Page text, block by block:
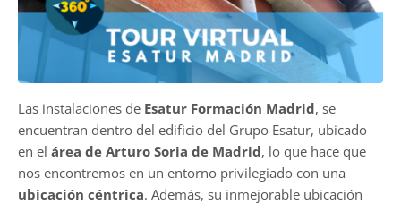
Las instalaciones de Esatur Formación Madrid, se
encuentran dentro del edificio del Grupo Esatur, ubicado
en el área de Arturo Soria de Madrid, lo que hace que
nos encontremos en un entorno privilegiado con una
ubicación céntrica. Además, su inmejorable ubicación